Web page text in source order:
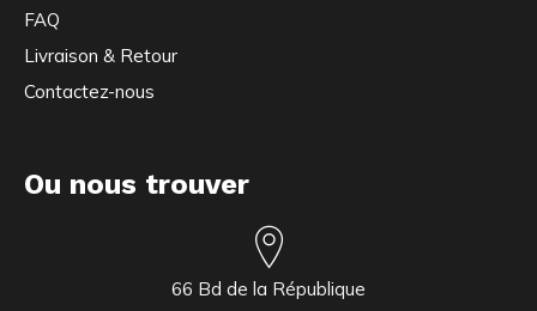
FAQ
Livraison & Retour
Contactez-nous
Ou nous trouver
66 Bd de la République